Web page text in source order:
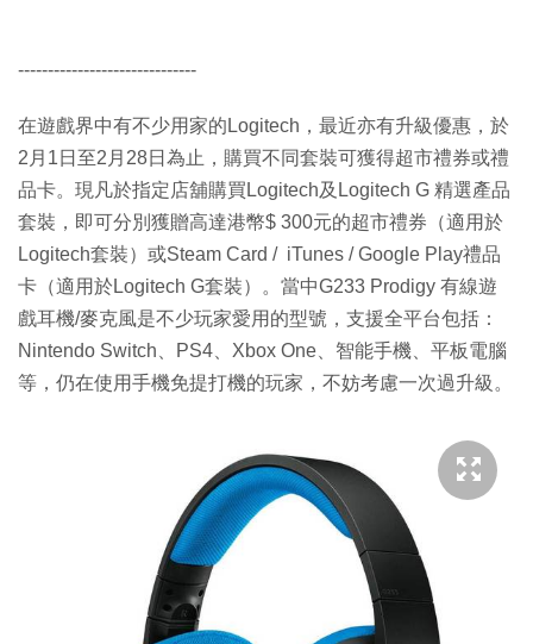
------------------------------
在遊戲界中有不少用家的Logitech，最近亦有升級優惠，於
2月1日至2月28日為止，購買不同套裝可獲得超市禮券或禮
品卡。現凡於指定店舖購買Logitech及Logitech G 精選產品
套裝，即可分別獲贈高達港幣$ 300元的超市禮券（適用於
Logitech套裝）或Steam Card / iTunes / Google Play禮品
卡（適用於Logitech G套裝）。當中G233 Prodigy 有線遊
戲耳機/麥克風是不少玩家愛用的型號，支援全平台包括：
Nintendo Switch、PS4、Xbox One、智能手機、平板電腦
等，仍在使用手機免提打機的玩家，不妨考慮一次過升級。